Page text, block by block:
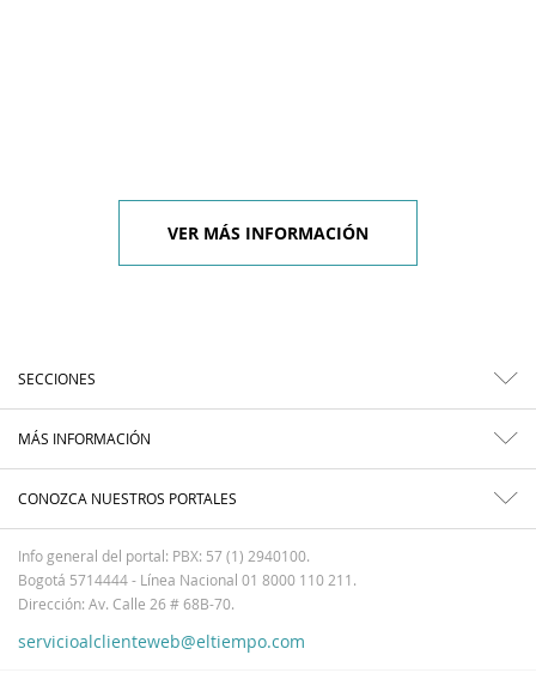
VER MÁS INFORMACIÓN
SECCIONES
MÁS INFORMACIÓN
CONOZCA NUESTROS PORTALES
Info general del portal: PBX: 57 (1) 2940100.
Bogotá 5714444 - Línea Nacional 01 8000 110 211.
Dirección: Av. Calle 26 # 68B-70.
servicioalclienteweb@eltiempo.com